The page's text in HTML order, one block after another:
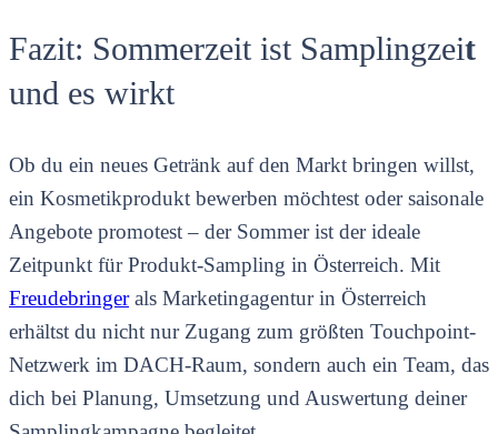
Fazit: Sommerzeit ist Samplingzeit
und es wirkt
Ob du ein neues Getränk auf den Markt bringen willst,
ein Kosmetikprodukt bewerben möchtest oder saisonale
Angebote promotest – der Sommer ist der ideale
Zeitpunkt für Produkt-Sampling in Österreich. Mit
Freudebringerals Marketingagentur in Österreich
erhältst du nicht nur Zugang zum größten Touchpoint-
Netzwerk im DACH-Raum, sondern auch ein Team, das
dich bei Planung, Umsetzung und Auswertung deiner